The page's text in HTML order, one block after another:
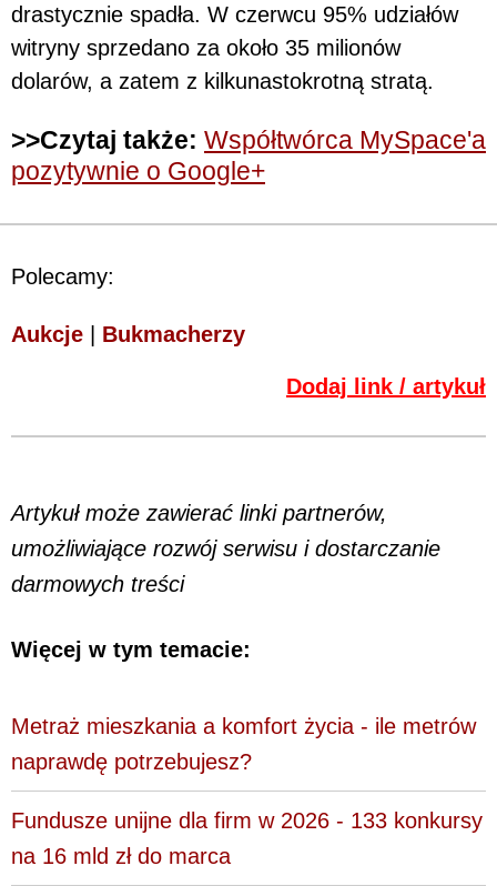
drastycznie spadła. W czerwcu 95% udziałów
witryny sprzedano za około 35 milionów
dolarów, a zatem z kilkunastokrotną stratą.
>>Czytaj także: Współtwórca MySpace'a
pozytywnie o Google+
Polecamy:
Aukcje Bukmacherzy
Dodaj link / artykuł
Artykuł może zawierać linki partnerów,
umożliwiające rozwój serwisu i dostarczanie
darmowych treści
Więcej w tym temacie:
Metraż mieszkania a komfort życia - ile metrów
naprawdę potrzebujesz?
Fundusze unijne dla firm w 2026 - 133 konkursy
na 16 mld zł do marca